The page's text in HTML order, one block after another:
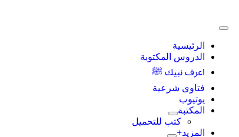
الرئيسية
الدروس المكتوبة
اعرف نبيك ﷺ
فتاوى شرعية
يوتيوب
المكتبة
كتب للتحميل
المزيد+